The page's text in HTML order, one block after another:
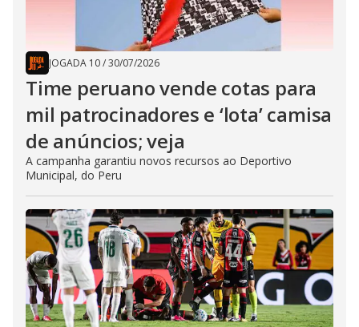
JOGADA 10/30/07/2026
Time peruano vende cotas para
mil patrocinadores e ‘lota’ camisa
de anúncios; veja
A campanha garantiu novos recursos ao Deportivo
Municipal, do Peru